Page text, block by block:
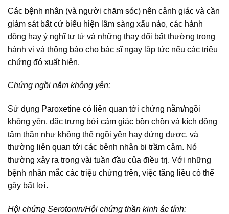
Các bệnh nhân (và người chăm sóc) nên cảnh giác và cần
giám sát bất cứ biểu hiện lâm sàng xấu nào, các hành
động hay ý nghĩ tự tử và những thay đổi bất thường trong
hành vi và thông báo cho bác sĩ ngay lập tức nếu các triệu
chứng đó xuất hiện.
Chứng ngồi nằm không yên:
Sử dụng Paroxetine có liên quan tới chứng nằm/ngồi
không yên, đặc trưng bởi cảm giác bồn chồn và kích động
tâm thần như không thể ngồi yên hay đứng được, và
thường liên quan tới các bệnh nhân bị trầm cảm. Nó
thường xảy ra trong vài tuần đầu của điều trị. Với những
bệnh nhân mắc các triệu chứng trên, việc tăng liều có thể
gây bất lợi.
Hội chứng Serotonin/Hội chứng thần kinh ác tính: